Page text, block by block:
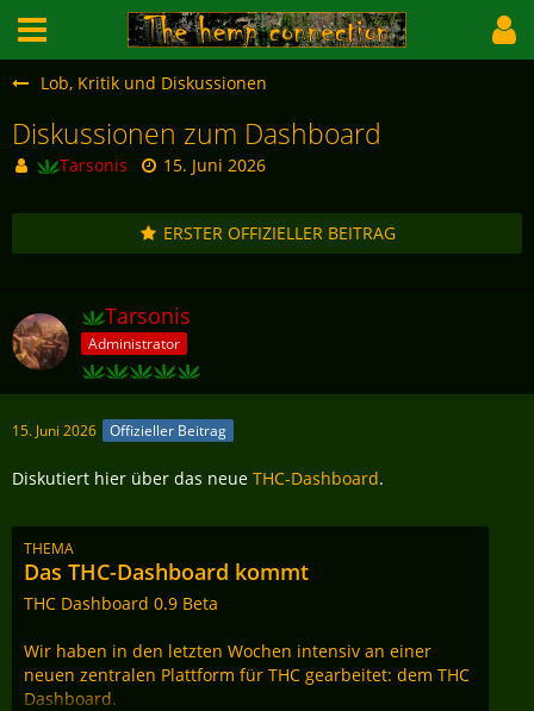
Lob, Kritik und Diskussionen
Diskussionen zum Dashboard
Tarsonis 15. Juni 2026
ERSTER OFFIZIELLER BEITRAG
Tarsonis
Administrator
15. Juni 2026 Offizieller Beitrag
Diskutiert hier über das neue THC-Dashboard.
THEMA
Das THC-Dashboard kommt
THC Dashboard 0.9 Beta
Wir haben in den letzten Wochen intensiv an einer
neuen zentralen Plattform für THC gearbeitet: dem THC
Dashboard.